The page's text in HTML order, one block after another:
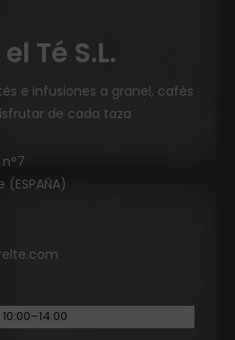
Té S.L.
e infusiones a granel, cafés
de cada taza